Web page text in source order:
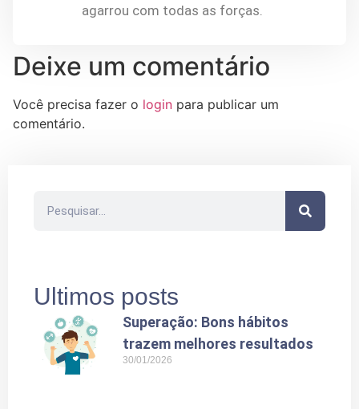
agarrou com todas as forças.
Deixe um comentário
Você precisa fazer o login para publicar um
comentário.
Ultimos posts
Superação: Bons hábitos
trazem melhores resultados
30/01/2026